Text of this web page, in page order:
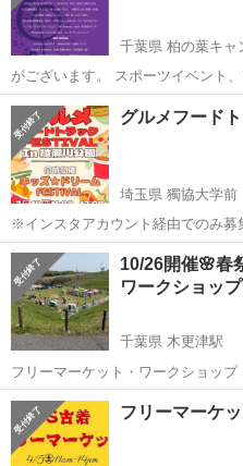
千葉県 柏の葉キャ
がございます。 スポーツイベント、
る内容になっており…
千葉 柏市 柏の葉キャンパ
フードトラック
グルメフード
埼玉県 獨協大学前
※インスタアカウント経由でのみ
メッセージは既読スルーします ・ブース出店者 ・ステージ出演者 ・
キッチンカー ・協賛企業様 同時
ページのリンクGoogle...
埼玉 草加市 獨協大学前〈
キッチンカー
10/26開催🌸春
ワークショッ
千葉県 木更津駅
フリーマーケット・ワークショップ
ダンス💃🕺 外国人…
千葉 木更津市
フリーマーケ